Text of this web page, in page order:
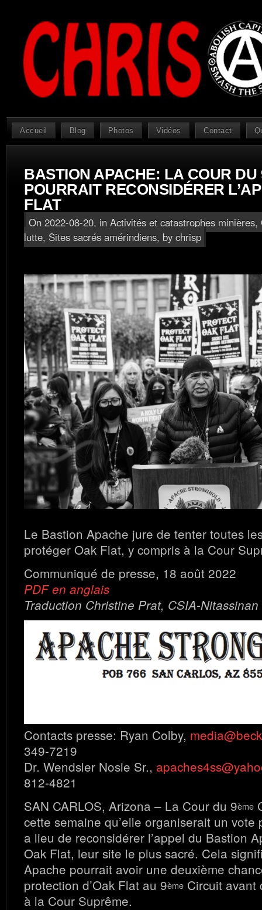
Accueil Blog Photos Vidéos Contact
BASTION APACHE: LA COUR DU
POURRAIT RECONSIDÉRER
FLAT
On 2022-08-20, in Activités et catastrophes minières,
lutte, Sites sacrés amérindiens, by chrisp
Le Bastion Apache jure de tenter toutes
protéger Oak Flat, y compris à la Cour
Communiqué de presse, 18 août 2022
PDF en anglais
Traduction Christine Prat, CSIA-Nitassinan
Contacts presse: Ryan Colby,
349-7219
Dr. Wendsler Nosie Sr.,
812-4821
SAN CARLOS, Arizona – La Cour du 9ème
cette semaine qu’elle organiserait un vote
a lieu de reconsidérer l’appel du Bastion
Oak Flat, leur site le plus sacré. Cela
Apache pourrait avoir une deuxième
protection d’Oak Flat au 9ème Circuit avant
à la Cour Suprême.